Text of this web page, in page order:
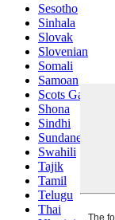
Sesotho
Sinhala
Slovak
Slovenian
Somali
Samoan
Scots Gaelic
Shona
Sindhi
Sundanese
Swahili
Tajik
Tamil
Telugu
Thai